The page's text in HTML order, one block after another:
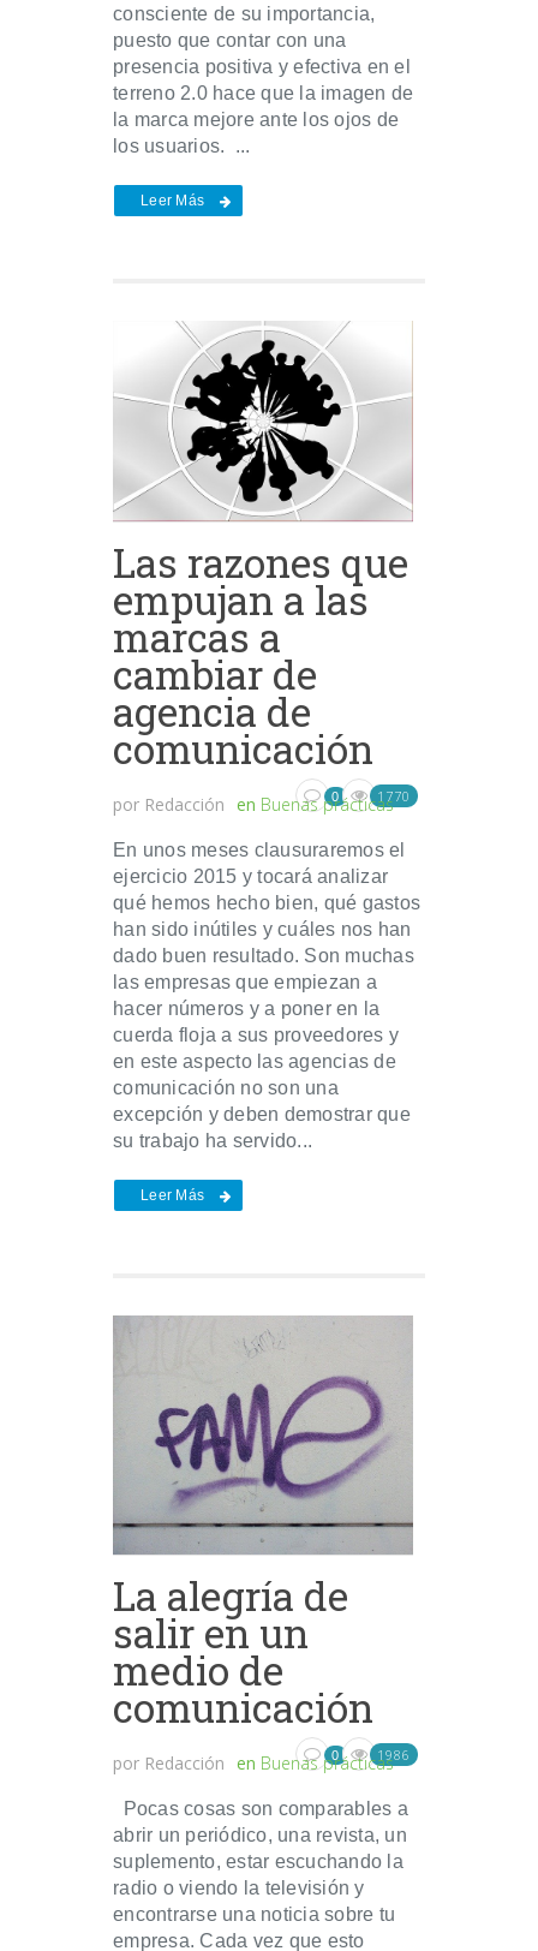
consciente de su importancia,
puesto que contar con una
presencia positiva y efectiva en el
terreno 2.0 hace que la imagen de
la marca mejore ante los ojos de
los usuarios. ...
Leer Más
Las razones que
empujan a las
marcas a
cambiar de
agencia de
comunicación
por Redacción en Buenas prácticas
0 1770
En unos meses clausuraremos el
ejercicio 2015 y tocará analizar
qué hemos hecho bien, qué gastos
han sido inútiles y cuáles nos han
dado buen resultado. Son muchas
las empresas que empiezan a
hacer números y a poner en la
cuerda floja a sus proveedores y
en este aspecto las agencias de
comunicación no son una
excepción y deben demostrar que
su trabajo ha servido...
Leer Más
La alegría de
salir en un
medio de
comunicación
por Redacción en Buenas prácticas
0 1986
Pocas cosas son comparables a
abrir un periódico, una revista, un
suplemento, estar escuchando la
radio o viendo la televisión y
encontrarse una noticia sobre tu
empresa. Cada vez que esto